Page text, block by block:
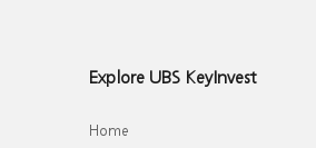
Explore UBS KeyInvest
Home